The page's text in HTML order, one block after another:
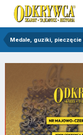
Medale, guziki, pieczęcie